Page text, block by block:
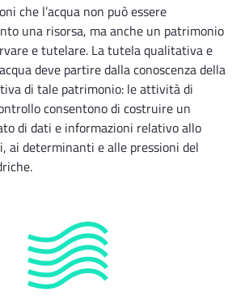
che l’acqua non può essere
una risorsa, ma anche un patrimonio
e tutelare. La tutela qualitativa e
deve partire dalla conoscenza della
di tale patrimonio: le attività di
consentono di costruire un
di dati e informazioni relativo allo
ai determinanti e alle pressioni del